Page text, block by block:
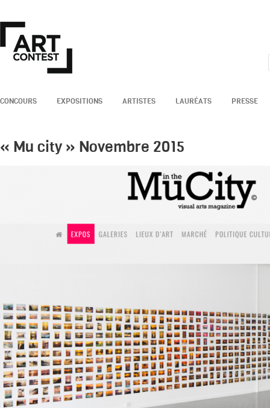
CONCOURS EXPOSITIONS ARTISTES LAURÉATS PRESSE
« Mu city » Novembre 2015